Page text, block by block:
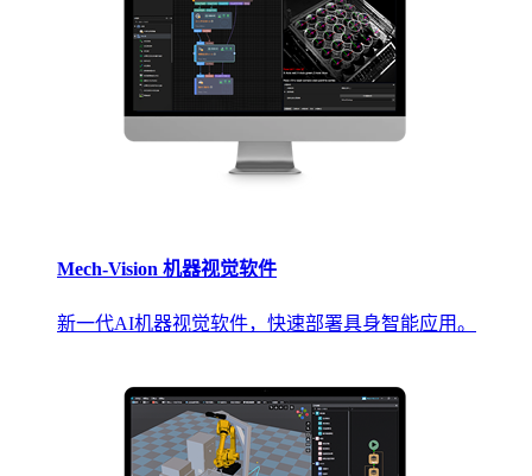
Mech-Vision 机器视觉软件
新一代AI机器视觉软件，快速部署具身智能应用。